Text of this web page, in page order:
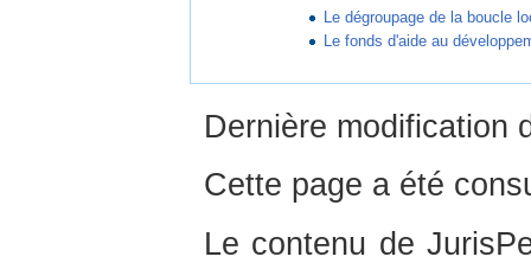
Le dégroupage de la boucle
Le fonds d'aide au
Dernière modification
Cette page a été
Le contenu de